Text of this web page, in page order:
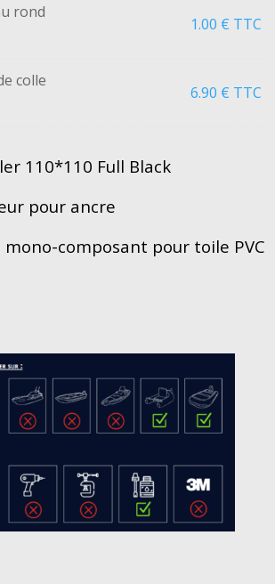
rond
1.00 € TTC
colle
6.90 € TTC
110*110 Full Black
pour ancre
mono-composant pour toile PVC